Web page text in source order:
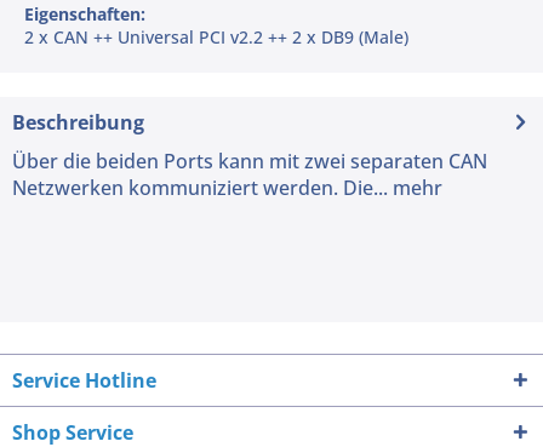
Eigenschaften:
2 x CAN ++ Universal PCI v2.2 ++ 2 x DB9 (Male)
Beschreibung
Über die beiden Ports kann mit zwei separaten CAN
Netzwerken kommuniziert werden. Die... mehr
Service Hotline
Shop Service